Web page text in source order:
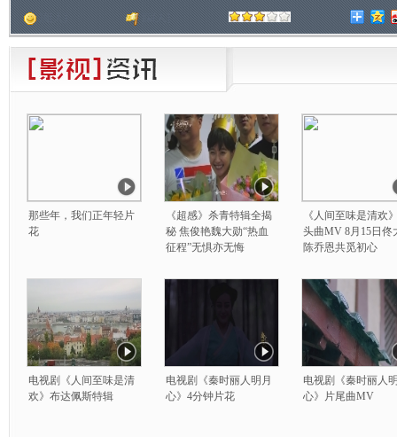
那些年，我们正年轻片
花
《超感》杀青特辑全揭
秘 焦俊艳魏大勋“热血
征程”无惧亦无悔
《人间至味是清欢
头曲MV 8月15日佟
陈乔恩共觅初心
电视剧《人间至味是清
欢》布达佩斯特辑
电视剧《秦时丽人明月
心》4分钟片花
电视剧《秦时丽人
心》片尾曲MV